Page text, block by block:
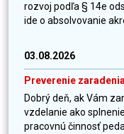
rozvoj podľa § 14e
ide o absolvovanie
03.08.2026
Preverenie
Dobrý deň, ak Vám
vzdelanie ako
pracovnú činnosť